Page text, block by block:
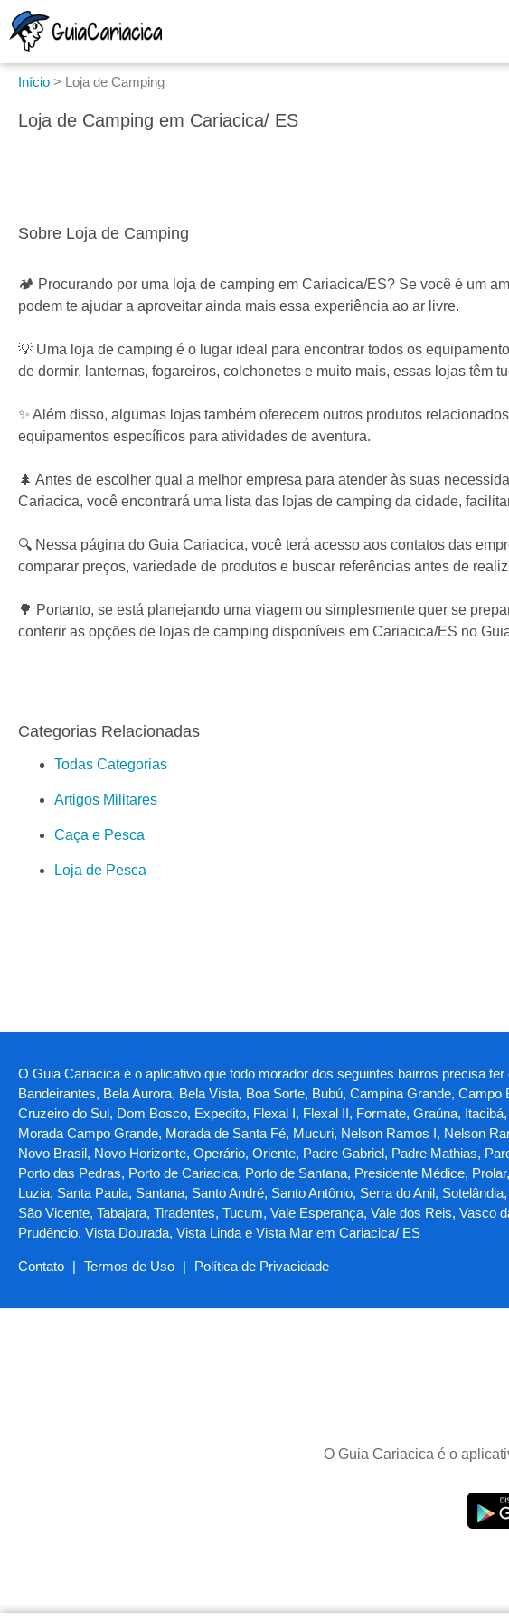
Início > Loja de Camping
Loja de Camping em Cariacica/ ES
Sobre Loja de Camping
🏕️ Procurando por uma loja de camping em Cariacica/ES? Se você é um
podem te ajudar a aproveitar ainda mais essa experiência ao ar livre.
💡 Uma loja de camping é o lugar ideal para encontrar todos os
de dormir, lanternas, fogareiros, colchonetes e muito mais, essas lojas têm
✨ Além disso, algumas lojas também oferecem outros produtos
equipamentos específicos para atividades de aventura.
🌲 Antes de escolher qual a melhor empresa para atender às suas
Cariacica, você encontrará uma lista das lojas de camping da cidade,
🔍 Nessa página do Guia Cariacica, você terá acesso aos contatos das
comparar preços, variedade de produtos e buscar referências antes de
🌳 Portanto, se está planejando uma viagem ou simplesmente quer se
conferir as opções de lojas de camping disponíveis em Cariacica/ES no
Categorias Relacionadas
Todas Categorias
Artigos Militares
Caça e Pesca
Loja de Pesca
O Guia Cariacica é o aplicativo que todo morador dos seguintes bairros precisa
Bandeirantes, Bela Aurora, Bela Vista, Boa Sorte, Bubú, Campina Grande,
Cruzeiro do Sul, Dom Bosco, Expedito, Flexal I, Flexal II, Formate, Graúna,
Morada Campo Grande, Morada de Santa Fé, Mucuri, Nelson Ramos I, Nelson
Novo Brasil, Novo Horizonte, Operário, Oriente, Padre Gabriel, Padre Mathias,
Porto das Pedras, Porto de Cariacica, Porto de Santana, Presidente Médice,
Luzia, Santa Paula, Santana, Santo André, Santo Antônio, Serra do Anil,
São Vicente, Tabajara, Tiradentes, Tucum, Vale Esperança, Vale dos Reis,
Prudêncio, Vista Dourada, Vista Linda e Vista Mar em Cariacica/ ES
Contato | Termos de Uso | Política de Privacidade
O Guia Cariacica é o